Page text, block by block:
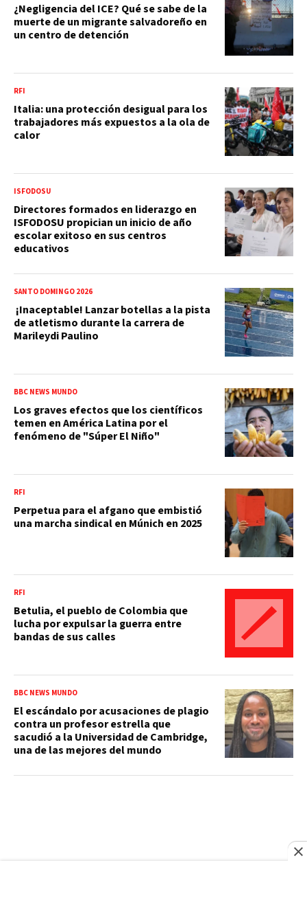
¿Negligencia del ICE? Qué se sabe de la
muerte de un migrante salvadoreño en
un centro de detención
RFI
Italia: una protección desigual para los
trabajadores más expuestos a la ola de
calor
ISFODOSU
Directores formados en liderazgo en
ISFODOSU propician un inicio de año
escolar exitoso en sus centros
educativos
SANTO DOMINGO 2026
¡Inaceptable! Lanzar botellas a la pista
de atletismo durante la carrera de
Marileydi Paulino
BBC NEWS MUNDO
Los graves efectos que los científicos
temen en América Latina por el
fenómeno de "Súper El Niño"
RFI
Perpetua para el afgano que embistió
una marcha sindical en Múnich en 2025
RFI
Betulia, el pueblo de Colombia que
lucha por expulsar la guerra entre
bandas de sus calles
BBC NEWS MUNDO
El escándalo por acusaciones de plagio
contra un profesor estrella que
sacudió a la Universidad de Cambridge,
una de las mejores del mundo